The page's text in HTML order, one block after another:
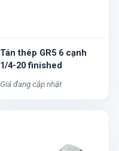
Tán thép GR5 6 cạnh
1/4-20 finished
Giá đang cập nhật